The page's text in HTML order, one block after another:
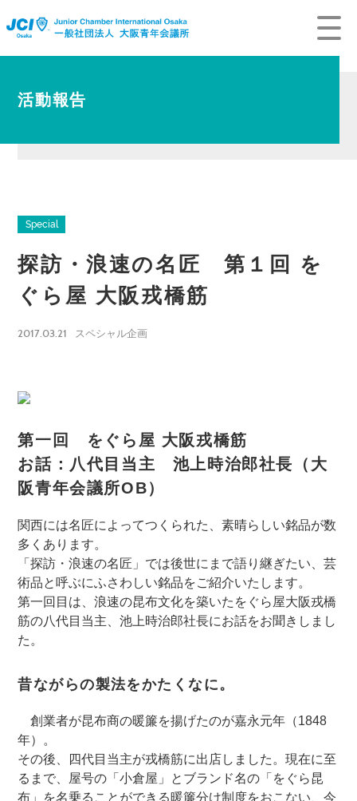
活動報告
Special
探訪・浪速の名匠 第１回 を
ぐら屋 大阪戎橋筋
2017.03.21 スペシャル企画
第一回 をぐら屋 大阪戎橋筋
お話：八代目当主 池上時治郎社長 （大
阪青年会議所OB）
関西には名匠によってつくられた、素晴らしい銘品が数
多くあります。
「探訪・浪速の名匠」では後世にまで語り継ぎたい、芸
術品と呼ぶにふさわしい銘品をご紹介いたします。
第一回目は、浪速の昆布文化を築いたをぐら屋大阪戎橋
筋の八代目当主、池上時治郎社長にお話をお聞きしまし
た。
昔ながらの製法をかたくなに。
創業者が昆布商の暖簾を揚げたのが嘉永元年（1848
年）。
その後、四代目当主が戎橋筋に出店しました。現在に至
るまで、屋号の「小倉屋」とブランド名の「をぐら昆
布」を名乗ることができる暖簾分け制度をおこない、今